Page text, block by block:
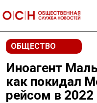
ОБЩЕСТВО
Иноагент
как покидал
рейсом в 2022